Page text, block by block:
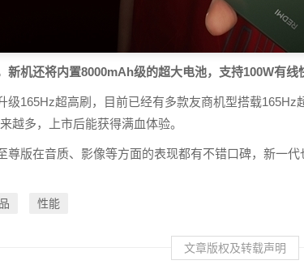
新机还将内置8000mAh级的超大电池，支持100W有线
级165Hz超高刷，目前已经有多款友商机型搭载
越多，上市后能获得满血体验。
尊版在音质、影像等方面的表现都有不错口碑，新一代
性能
文章版权及转载声明